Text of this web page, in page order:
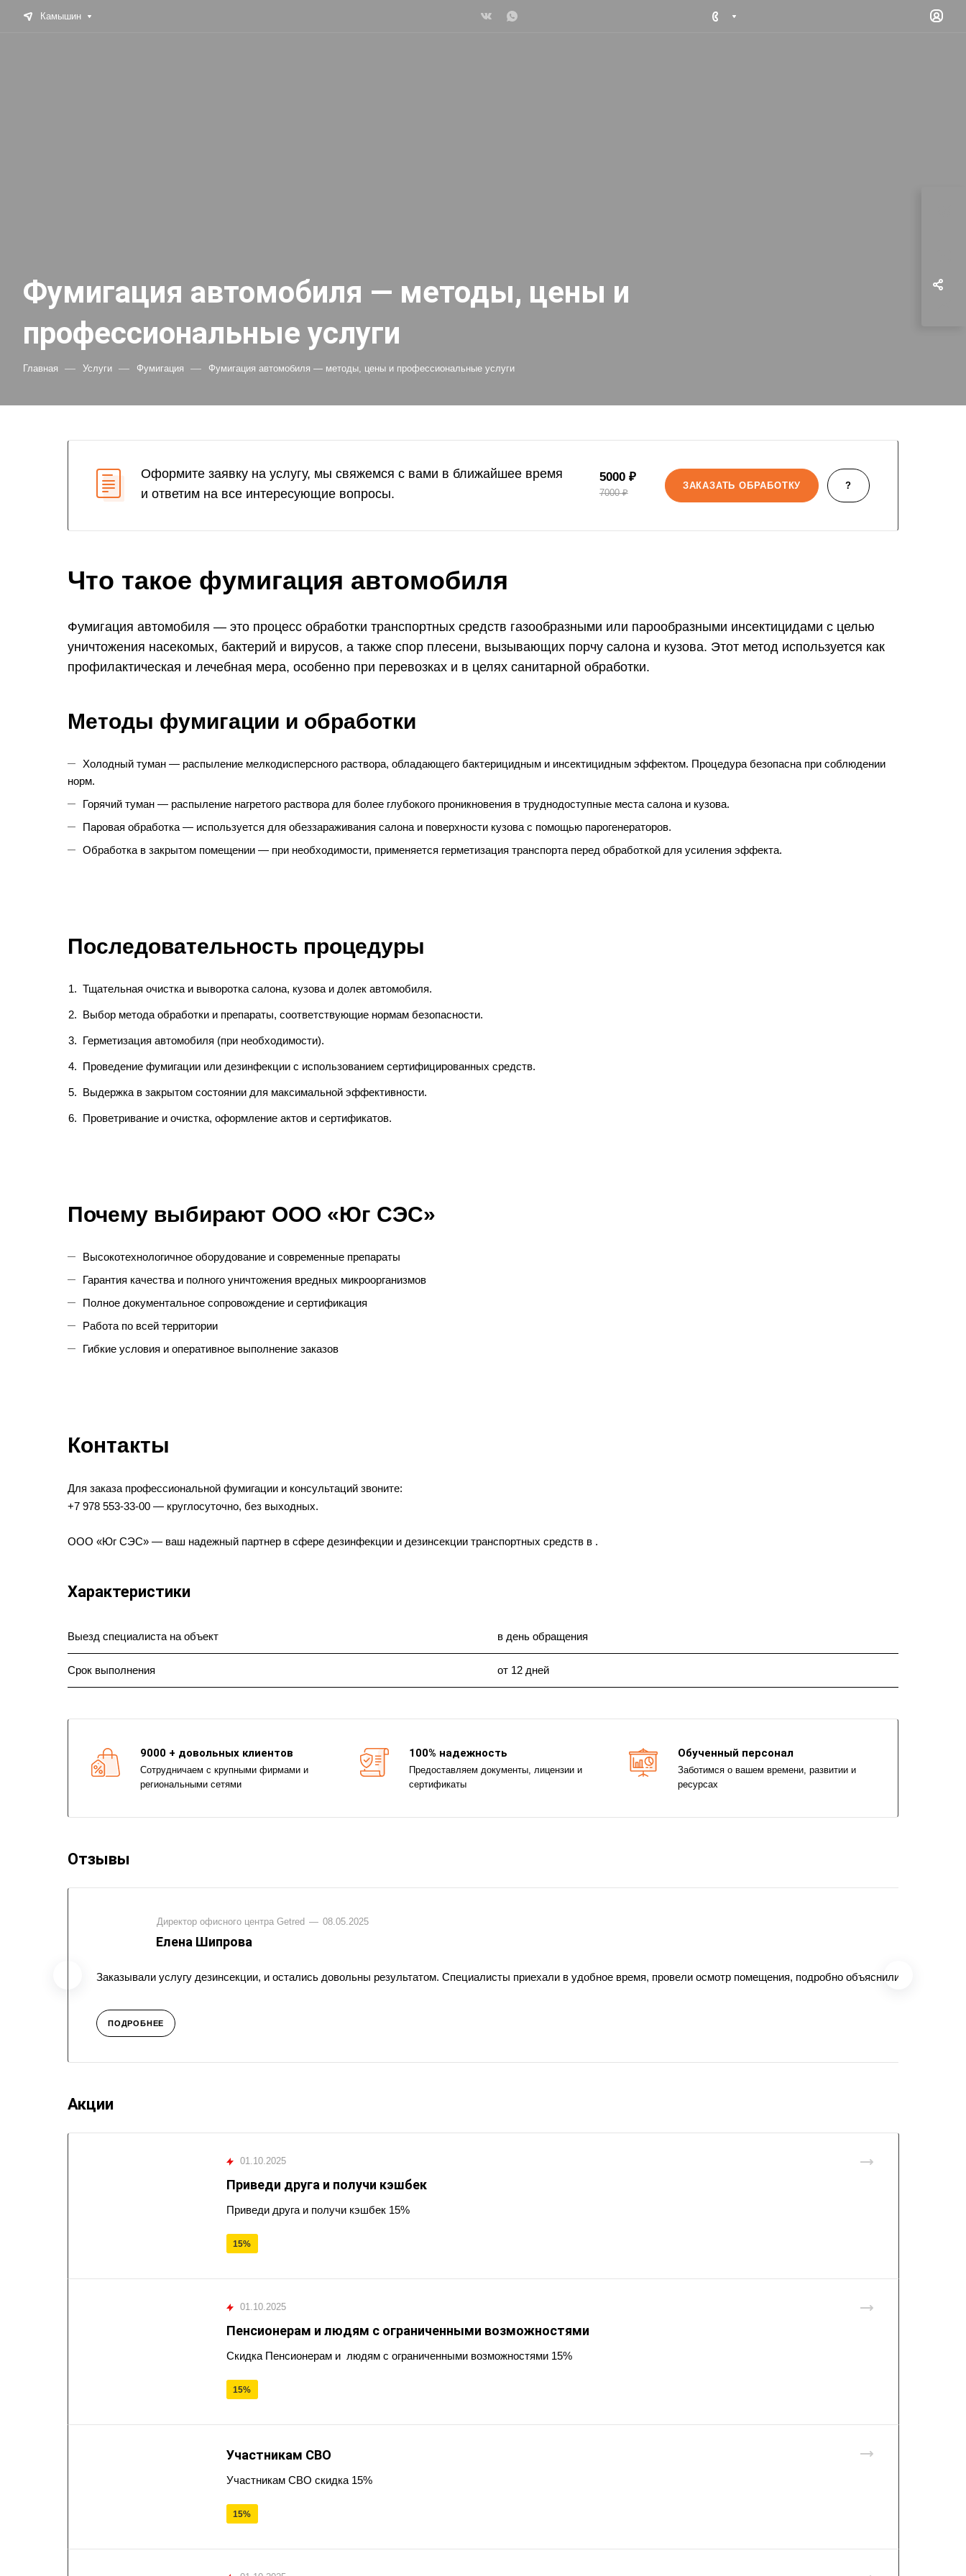
Камышин
Фумигация автомобиля — методы, цены и
профессиональные услуги
Главная — Услуги — Фумигация — Фумигация автомобиля — методы, цены и профессиональные услуги
Оформите заявку на услугу, мы свяжемся с вами в ближайшее время
и ответим на все интересующие вопросы.
5000 ₽
7000 ₽
ЗАКАЗАТЬ ОБРАБОТКУ ?
Что такое фумигация автомобиля
Фумигация автомобиля — это процесс обработки транспортных средств газообразными или парообразными инсектицидами с целью
уничтожения насекомых, бактерий и вирусов, а также спор плесени, вызывающих порчу салона и кузова. Этот метод используется как
профилактическая и лечебная мера, особенно при перевозках и в целях санитарной обработки.
Методы фумигации и обработки
Холодный туман — распыление мелкодисперсного раствора, обладающего бактерицидным и инсектицидным эффектом. Процедура безопасна при соблюдении
норм.
Горячий туман — распыление нагретого раствора для более глубокого проникновения в труднодоступные места салона и кузова.
Паровая обработка — используется для обеззараживания салона и поверхности кузова с помощью парогенераторов.
Обработка в закрытом помещении — при необходимости, применяется герметизация транспорта перед обработкой для усиления эффекта.
Последовательность процедуры
Тщательная очистка и выворотка салона, кузова и долек автомобиля.
Выбор метода обработки и препараты, соответствующие нормам безопасности.
Герметизация автомобиля (при необходимости).
Проведение фумигации или дезинфекции с использованием сертифицированных средств.
Выдержка в закрытом состоянии для максимальной эффективности.
Проветривание и очистка, оформление актов и сертификатов.
Почему выбирают ООО «Юг СЭС»
Высокотехнологичное оборудование и современные препараты
Гарантия качества и полного уничтожения вредных микроорганизмов
Полное документальное сопровождение и сертификация
Работа по всей территории
Гибкие условия и оперативное выполнение заказов
Контакты
Для заказа профессиональной фумигации и консультаций звоните:
+7 978 553-33-00 — круглосуточно, без выходных.
ООО «Юг СЭС» — ваш надежный партнер в сфере дезинфекции и дезинсекции транспортных средств в .
Характеристики
Выезд специалиста на объект в день обращения
Срок выполнения от 12 дней
9000 + довольных клиентов
Сотрудничаем с крупными фирмами и
региональными сетями
100% надежность
Предоставляем документы, лицензии и
сертификаты
Обученный персонал
Заботимся о вашем времени, развитии и
ресурсах
Отзывы
Директор офисного центра Getred — 08.05.2025
Елена Шипрова
Заказывали услугу дезинсекции, и остались довольны результатом. Специалисты приехали в удобное время, провели осмотр помещения, подробно объяснили, как
ПОДРОБНЕЕ
Акции
01.10.2025
Приведи друга и получи кэшбек
Приведи друга и получи кэшбек 15%
15%
01.10.2025
Пенсионерам и людям с ограниченными возможностями
Скидка Пенсионерам и людям с ограниченными возможностями 15%
15%
Участникам СВО
Участникам СВО скидка 15%
15%